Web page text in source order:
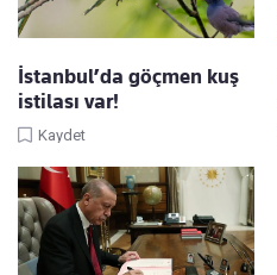
İstanbul’da göçmen kuş
istilası var!
Kaydet